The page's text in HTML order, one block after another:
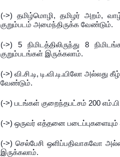
(->) தமிழ்மொழி, தமிழர் அறம்,
குறும்படம் அமைந்திருக்க வேண்டும்.
(->) 5 நிமிடத்திலிருந்து 8
குறும்படங்கள் இருக்கலாம்.
(->) வி.சி.டி, டி.வி.டி.யிலோ
வேண்டும்.
(->) படங்கள் குறைந்தபட்சம் 200
(->) ஒருவர் எத்தனை படைப்புகளையும்
(->) செல்பேசி ஒளிப்பதிவாகவோ
இருக்கலாம்.